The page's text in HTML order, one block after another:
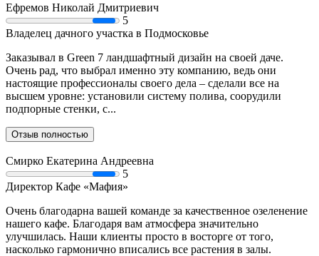
Ефремов Николай Дмитриевич
5
Владелец дачного участка в Подмосковье
Заказывал в Green 7 ландшафтный дизайн на своей даче.
Очень рад, что выбрал именно эту компанию, ведь они
настоящие профессионалы своего дела – сделали все на
высшем уровне: установили систему полива, соорудили
подпорные стенки, с...
Отзыв полностью
Смирко Екатерина Андреевна
5
Директор Кафе «Мафия»
Очень благодарна вашей команде за качественное озеленение
нашего кафе. Благодаря вам атмосфера значительно
улучшилась. Наши клиенты просто в восторге от того,
насколько гармонично вписались все растения в залы.